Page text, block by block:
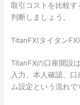
取引コストを比較
判断しましょう。
TitanFX(タイタン
TitanFXの口座開設
入力、本人確認、
ム設定という流れで